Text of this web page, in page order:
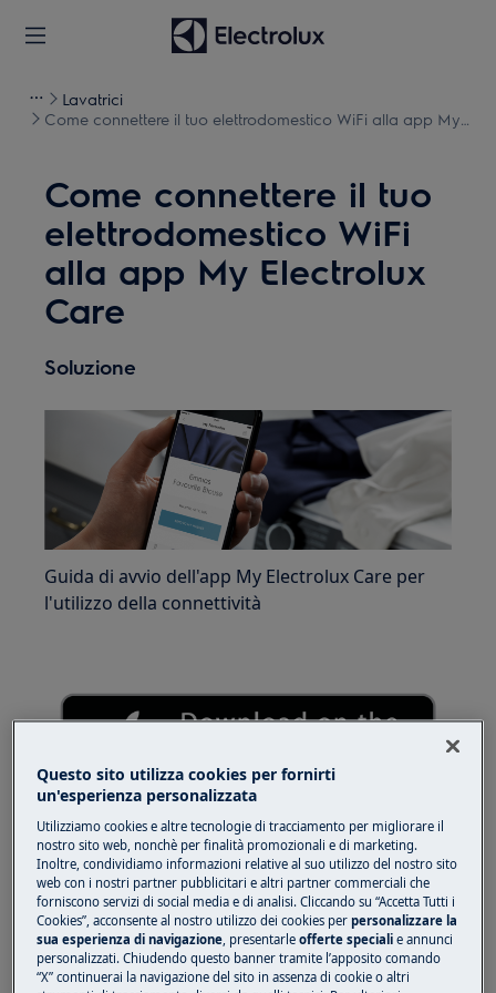
Lavatrici
Come connettere il tuo elettrodomestico WiFi alla app My
Come connettere il tuo
elettrodomestico WiFi
alla app My Electrolux
Care
Soluzione
Guida di avvio dell'app My Electrolux Care per
l'utilizzo della connettività
Una camicetta di seta morbida che sembra
sensazionale. Con l'app My Electrolux Care
collegata, tutto è curato nel modo giusto.
Connetti semplicemente la tua app alla
Questo sito utilizza cookies per fornirti
un'esperienza personalizzata
Utilizziamo cookies e altre tecnologie di tracciamento per migliorare il
nostro sito web, nonchè per finalità promozionali e di marketing.
Inoltre, condividiamo informazioni relative al suo utilizzo del nostro sito
web con i nostri partner pubblicitari e altri partner commerciali che
forniscono servizi di social media e di analisi. Cliccando su “Accetta Tutti i
Cookies”, acconsente al nostro utilizzo dei cookies perpersonalizzare la
sua esperienza di navigazione, presentarleofferte speciali e annunci
personalizzati. Chiudendo questo banner tramite l’apposito comando
“X” continuerai la navigazione del sito in assenza di cookie o altri